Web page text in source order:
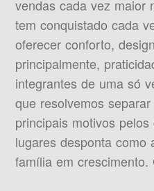
vendas cada vez maior
tem conquistado cada
oferecer conforto,
principalmente,
integrantes de uma só
que resolvemos
principais motivos
lugares desponta como
família em crescimento.